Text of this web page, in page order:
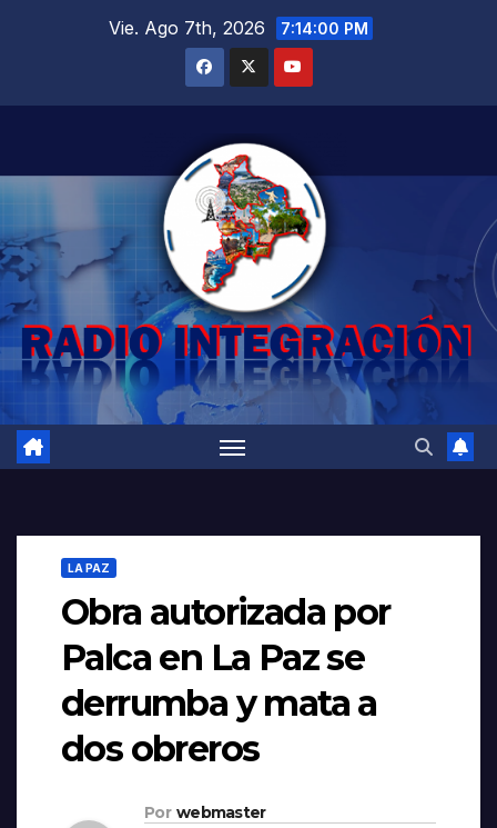
Vie. Ago 7th, 2026 7:14:02 PM
LA PAZ
Obra autorizada por
Palca en La Paz se
derrumba y mata a
dos obreros
Por webmaster